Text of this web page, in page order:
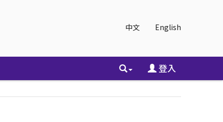
中文 English
登入